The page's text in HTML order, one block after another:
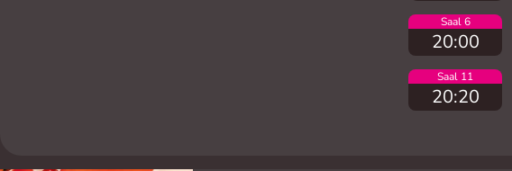
Saal 6
20:00
Saal 11
20:20